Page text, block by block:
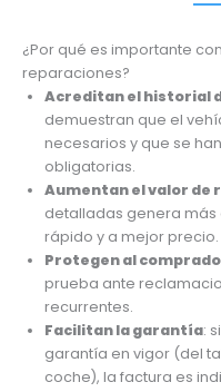
¿Por qué es importante
reparaciones?
Acreditan el historial
demuestran que el
necesarios y que se
obligatorias.
Aumentan el valor de
detalladas genera más
rápido y a mejor precio.
Protegen al
prueba ante
recurrentes.
Facilitan la garantía:
garantía en vigor (del
coche), la factura es